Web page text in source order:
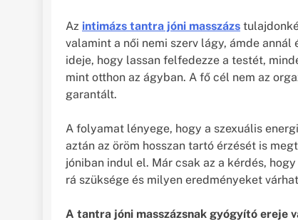
Az intimázs tantra jóni masszázs
valamint a női nemi szerv lágy, ámde
ideje, hogy lassan felfedezze a testét,
mint otthon az ágyban. A fő cél nem az
garantált.
A folyamat lényege, hogy a szexuális
aztán az öröm hosszan tartó érzését is
jóniban indul el. Már csak az a kérdés,
rá szüksége és milyen eredményeket
A tantra jóni masszázsnak gyógyító ereje